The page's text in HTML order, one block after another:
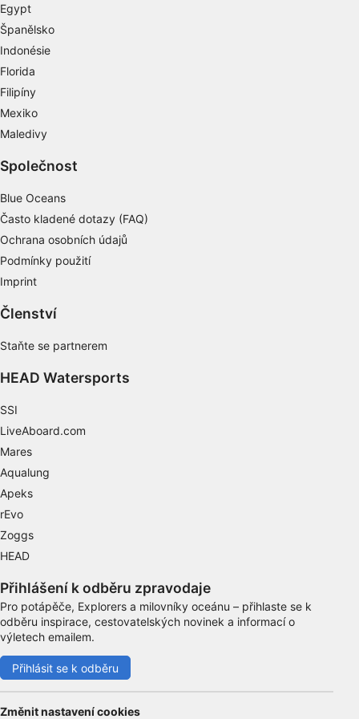
Egypt
Španělsko
Indonésie
Florida
Filipíny
Mexiko
Maledivy
Společnost
Blue Oceans
Často kladené dotazy (FAQ)
Ochrana osobních údajů
Podmínky použití
Imprint
Členství
Staňte se partnerem
HEAD Watersports
SSI
LiveAboard.com
Mares
Aqualung
Apeks
rEvo
Zoggs
HEAD
Přihlášení k odběru zpravodaje
Pro potápěče, Explorers a milovníky oceánu – přihlaste se k
odběru inspirace, cestovatelských novinek a informací o
výletech emailem.
Přihlásit se k odběru
Změnit nastavení cookies
personalizovaného obsahu
Měření výkonu reklam
Měření výkonu obsahu
Porozumění publiku prostřednictvím
zdrojů
Rozvoj a zlepšování služeb
Použití omezených údajů k výběru obsahu
Používání přesných údajů o zeměpisné
Identifikace zařízení na základě aktivně
Funkční